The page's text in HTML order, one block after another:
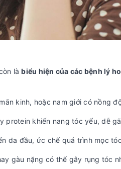
làbiểu hiện của các bệnh lý
kinh, hoặc nam giới có nồng
protein khiến nang tóc yếu, dễ
da đầu, ức chế quá trình mọc
gàu nặng có thể gây rụng tóc